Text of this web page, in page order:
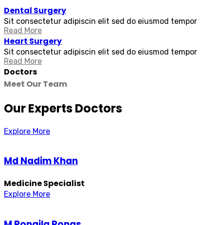
Dental Surgery
Sit consectetur adipiscin elit sed do eiusmod tempor
Read More
Heart Surgery
Sit consectetur adipiscin elit sed do eiusmod tempor
Read More
Doctors
Meet Our Team
Our Experts Doctors
Explore More
Md Nadim Khan
Medicine Specialist
Explore More